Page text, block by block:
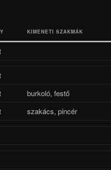
KIMENETI SZAKMÁK
burkoló, festő
szakács, pincér